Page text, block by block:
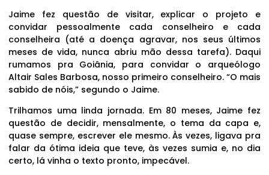
Jaime fez questão de visitar, explicar o projeto e
convidar pessoalmente cada conselheiro e cada
conselheira (até a doença agravar, nos seus últimos
meses de vida, nunca abriu mão dessa tarefa). Daqui
rumamos pra Goiânia, para convidar o arqueólogo
Altair Sales Barbosa, nosso primeiro conselheiro. “O mais
sabido de nóis,” segundo o Jaime.
Trilhamos uma linda jornada. Em 80 meses, Jaime fez
questão de decidir, mensalmente, o tema da capa e,
quase sempre, escrever ele mesmo. Às vezes, ligava pra
falar da ótima ideia que teve, às vezes sumia e, no dia
certo, lá vinha o texto pronto, impecável.